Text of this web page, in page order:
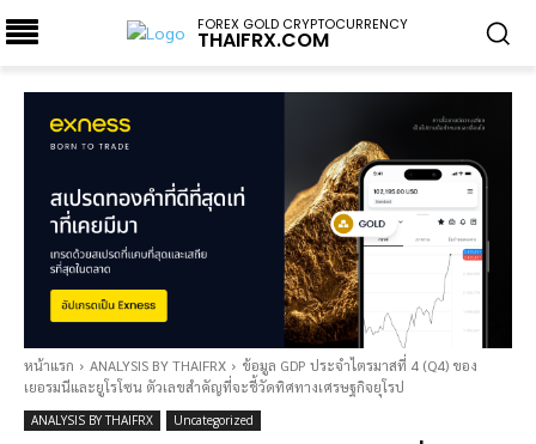
FOREX GOLD CRYPTOCURRENCY
THAIFRX.COM
หน้าแรก ANALYSIS BY THAIFRX
ข้อมูล GDP ประจำไตรมาสที่ 4 (Q4) ของ
เยอรมนีและยูโรโซน ตัวเลขสำคัญที่จะชี้วัดทิศทางเศรษฐกิจยุโรป
ANALYSIS BY THAIFRX Uncategorized